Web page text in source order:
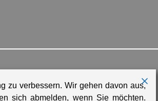
zu verbessern. Wir gehen davon aus,
sich abmelden, wenn Sie möchten.